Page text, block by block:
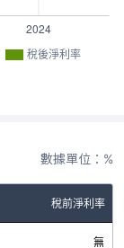
稅後淨利率
數據單位：%
稅前淨利率
無